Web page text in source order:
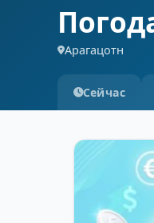
Арагацотн
Сейчас